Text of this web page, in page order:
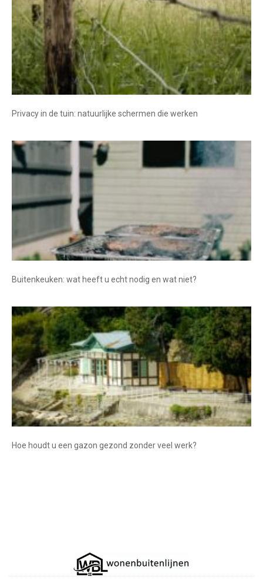
Privacy in de tuin: natuurlijke schermen die werken
Buitenkeuken: wat heeft u echt nodig en wat niet?
Hoe houdt u een gazon gezond zonder veel werk?